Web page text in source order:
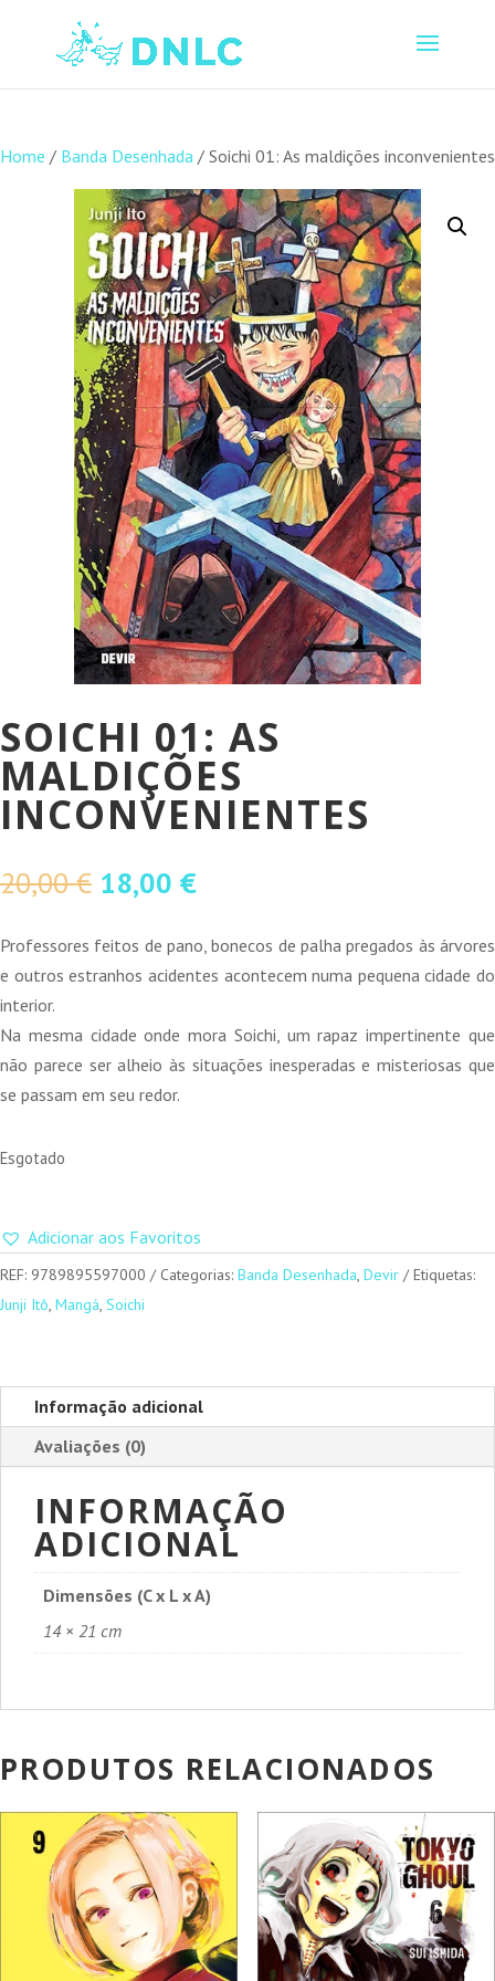
Home / Banda Desenhada / Soichi 01: As maldições inconvenientes
SOICHI 01: AS
MALDIÇÕES
INCONVENIENTES
20,00€ O
original
era:
18,00 €O
atual
é:
Professores feitos de pano, bonecos de palha pregados às árvores
e outros estranhos acidentes acontecem numa pequena cidade do
interior.
Na mesma cidade onde mora Soichi, um rapaz impertinente que
não parece ser alheio às situações inesperadas e misteriosas que
se passam em seu redor.
Esgotado
Adicionar aos Favoritos
REF: 9789895597000 Categorias: Banda Desenhada, Devir
Etiquetas:
Junji Itô, Mangá, Soichi
Informação adicional
Avaliações (0)
INFORMAÇÃO
ADICIONAL
Dimensões (C x L x A)
14 × 21 cm
PRODUTOS RELACIONADOS
PROMOÇÃO! PROMOÇÃO!